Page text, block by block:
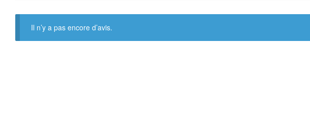
Il n’y a pas encore d’avis.